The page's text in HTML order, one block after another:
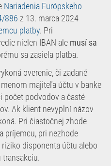
Nariadenia Európskeho
886 z 13. marca 2024
platby. Pri
nielen IBAN ale musí sa
sa zasiela platba.
overenie, či zadané
majiteľa účtu v banke
počet podvodov a časté
Ak klient nevyplní názov
Pri čiastočnej zhode
príjemcu, pri nezhode
disponenta účtu alebo
transakciu.